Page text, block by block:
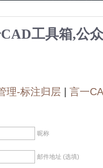
工具箱,公
理-标注归层 | 言一
昵称
邮件地址 (选填)